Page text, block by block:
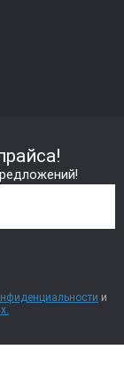
и